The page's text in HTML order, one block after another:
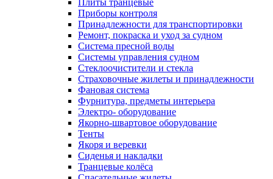
Плиты транцевые
Приборы контроля
Принадлежности для транспортировки
Ремонт, покраска и уход за судном
Система пресной воды
Системы управления судном
Стеклоочистители и стекла
Страховочные жилеты и принадлежности
Фановая система
Фурнитура, предметы интерьера
Электро- оборудование
Якорно-швартовое оборудование
Тенты
Якоря и веревки
Сиденья и накладки
Транцевые колёса